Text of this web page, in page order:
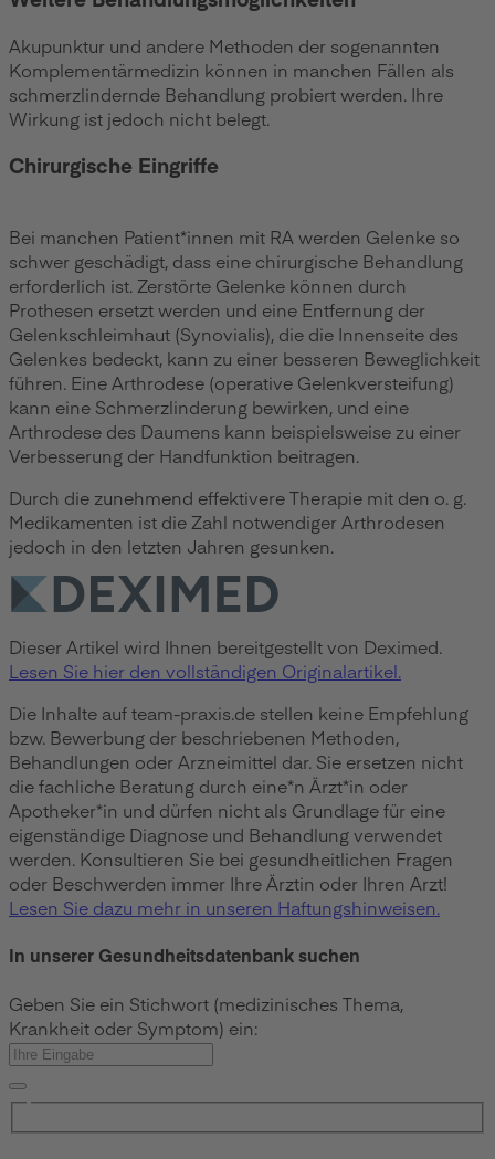
Akupunktur und andere Methoden der sogenannten
Komplementärmedizin können in manchen Fällen als
schmerzlindernde Behandlung probiert werden. Ihre
Wirkung ist jedoch nicht belegt.
Chirurgische Eingriffe
Bei manchen Patient*innen mit RA werden Gelenke so
schwer geschädigt, dass eine chirurgische Behandlung
erforderlich ist. Zerstörte Gelenke können durch
Prothesen ersetzt werden und eine Entfernung der
Gelenkschleimhaut (Synovialis), die die Innenseite des
Gelenkes bedeckt, kann zu einer besseren Beweglichkeit
führen. Eine Arthrodese (operative Gelenkversteifung)
kann eine Schmerzlinderung bewirken, und eine
Arthrodese des Daumens kann beispielsweise zu einer
Verbesserung der Handfunktion beitragen.
Durch die zunehmend effektivere Therapie mit den o. g.
Medikamenten ist die Zahl notwendiger Arthrodesen
jedoch in den letzten Jahren gesunken.
Dieser Artikel wird Ihnen bereitgestellt von Deximed.
Lesen Sie hier den vollständigen Originalartikel.
Die Inhalte auf team-praxis.de stellen keine Empfehlung
bzw. Bewerbung der beschriebenen Methoden,
Behandlungen oder Arzneimittel dar. Sie ersetzen nicht
die fachliche Beratung durch eine*n Ärzt*in oder
Apotheker*in und dürfen nicht als Grundlage für eine
eigenständige Diagnose und Behandlung verwendet
werden. Konsultieren Sie bei gesundheitlichen Fragen
oder Beschwerden immer Ihre Ärztin oder Ihren Arzt!
Lesen Sie dazu mehr in unseren Haftungshinweisen.
In unserer Gesundheitsdatenbank suchen
Geben Sie ein Stichwort (medizinisches Thema,
Krankheit oder Symptom) ein: